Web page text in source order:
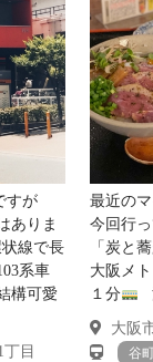
すが
ありま
線で長
系車
構可愛
目
最近の
今回行
「炭と
大阪メ
１分
大阪
谷